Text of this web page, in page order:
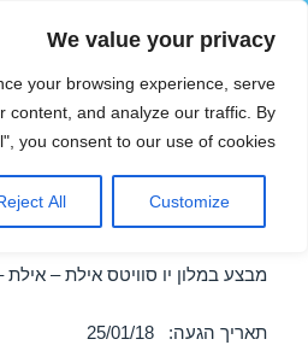
We value your privacy
your browsing experience, serve
content, and analyze our traffic. By
you consent to our use of cookies.
Customize
All
הוטצימר
חופשה במלון יו
אילת 25/01/2018
מבצע במלון יו סוויטס אילת – אילת
תאריך הגעה: 25/01/18